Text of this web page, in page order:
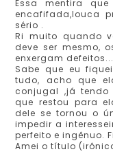
Essa mentira
encafifada,louca
sério .
Ri muito quando
deve ser mesmo,
enxergam defeitos...
Sabe que eu
tudo, acho que
conjugal ,já
que restou para
dele se tornou o
impedir a
perfeito e ingênuo.
Amei o título